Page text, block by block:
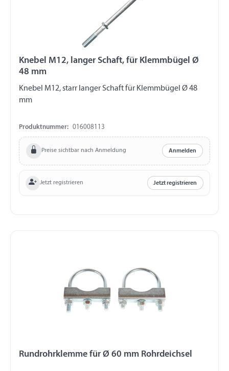
Knebel M12, langer Schaft, für Klemmbügel Ø
48 mm
Knebel M12, starr langer Schaft für Klemmbügel Ø 48
mm
Produktnummer: 016008113
Preise sichtbar nach Anmeldung Anmelden
Jetzt registrieren Jetzt registrieren
Rundrohrklemme für Ø 60 mm Rohrdeichsel